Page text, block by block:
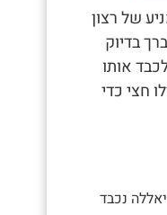
של רצון
בדיוק
אותו
חצי כדי
נכבד